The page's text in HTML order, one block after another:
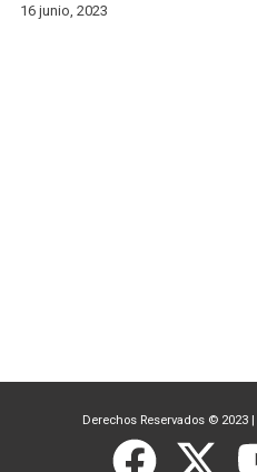
16 junio, 2023
Derechos Reservados © 2023 |